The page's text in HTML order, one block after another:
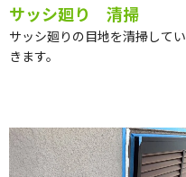
サッシ廻り 清掃
サッシ廻りの目地を清掃してい
きます。